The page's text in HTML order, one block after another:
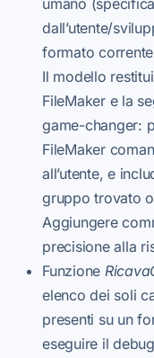
umano
dall’utente/
formato corrente
Il modello
FileMaker e la
game-changer:
FileMaker
all’utente, e
gruppo trovato
Aggiungere
precisione alla
Funzione
elenco dei soli
presenti su un
eseguire il